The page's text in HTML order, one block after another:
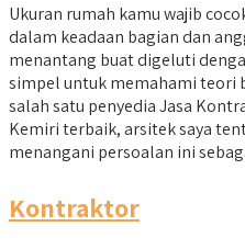
Ukuran rumah kamu wajib
dalam keadaan bagian dan
menantang buat digeluti
simpel untuk memahami teori
salah satu penyedia Jasa
Kemiri terbaik, arsitek saya
menangani persoalan ini
Kontraktor